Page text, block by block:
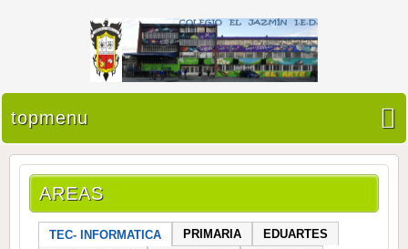
topmenu
AREAS
TEC- INFORMATICA PRIMARIA
EDUARTES